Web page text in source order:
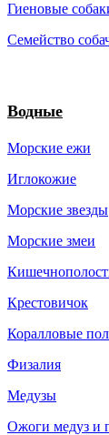
Гиеновые
Семейство
Водные
Морские ежи
Иглокожие
Морские звезды
Морские змеи
Крестовичок
Коралловые
Физалия
Медузы
Ожоги медуз и